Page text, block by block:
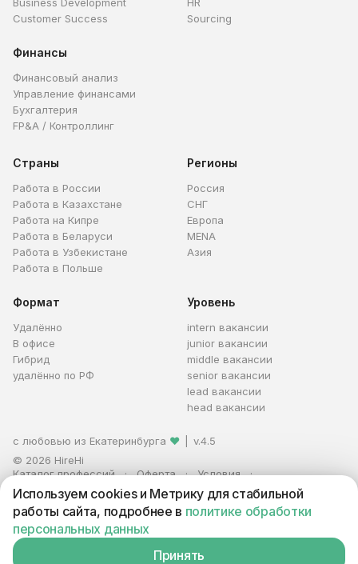
Business Development
Customer Success
HR
Sourcing
Финансы
Финансовый анализ
Управление финансами
Бухгалтерия
FP&A / Контроллинг
Страны
Работа в России
Работа в Казахстане
Работа на Кипре
Работа в Беларуси
Работа в Узбекистане
Работа в Польше
Регионы
Россия
СНГ
Европа
MENA
Азия
Формат
Удалённо
В офисе
Гибрид
удалённо по РФ
Уровень
intern вакансии
junior вакансии
middle вакансии
senior вакансии
lead вакансии
head вакансии
с любовью из Екатеринбурга ❤
v.4.5
© 2026 HireHi
Каталог профессий
Оферта
Условия
Персональные данные
Реклама
ИП Захаров Антон Алексеевич · ИНН 663005711880 · ОГРНИП
321665800059102
Используем cookies и Метрику для стабильной
работы сайта, подробнее в политике обработки
персональных данных
Принять